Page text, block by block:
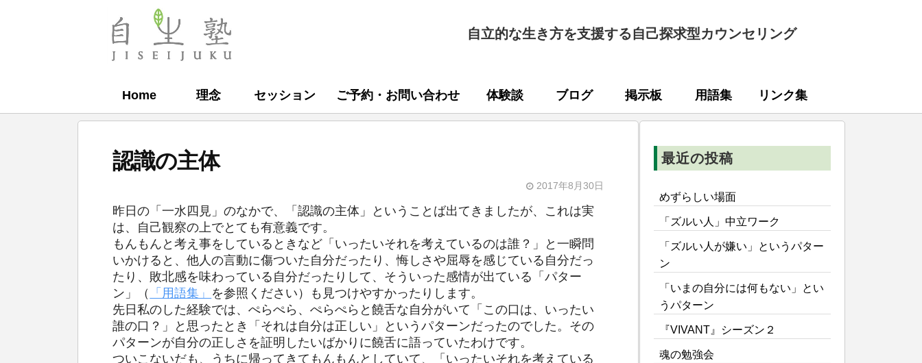
自
自立的な生き方を支援する自己探求型カウンセリング
Home 理念 セッション ご予約・お問い合わせ 体験談 ブログ 掲示板 用語集 リンク集
認識の主体
2017年8月30日
b
y
自
生
塾
昨日の「一水四見」のなかで、「認識の主体」ということば出てきましたが、これは実
は、自己観察の上でとても有意義です。
もんもんと考え事をしているときなど「いったいそれを考えているのは誰？」と一瞬問
いかけると、他人の言動に傷ついた自分だったり、悔しさや屈辱を感じている自分だっ
たり、敗北感を味わっている自分だったりして、そういった感情が出ている「パター
ン」（
「用語集」 を参照ください）も見つけやすかったりします。
先日私のした経験では、ぺらぺら、ぺらぺらと饒舌な自分がいて「この口は、いったい
誰の口？」と思ったとき「それは自分は正しい」というパターンだったのでした。その
パターンが自分の正しさを証明したいばかりに饒舌に語っていたわけです。
ついこないだも、うちに帰ってきてもんもんとしていて、「いったいそれを考えている
最近の投稿
めずらしい場面
「ズルい人」中立ワーク
「ズルい人が嫌い」というパター
ン
「いまの自分には何もない」とい
うパターン
『VIVANT』シーズン２
魂の勉強会